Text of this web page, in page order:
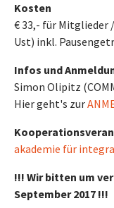
Kosten
€ 33,- für Mitglieder
Ust) inkl.
Infos und
Simon Olipitz
Hier geht's zur
akademie für
!!! Wir bitten um
September 2017 !!!